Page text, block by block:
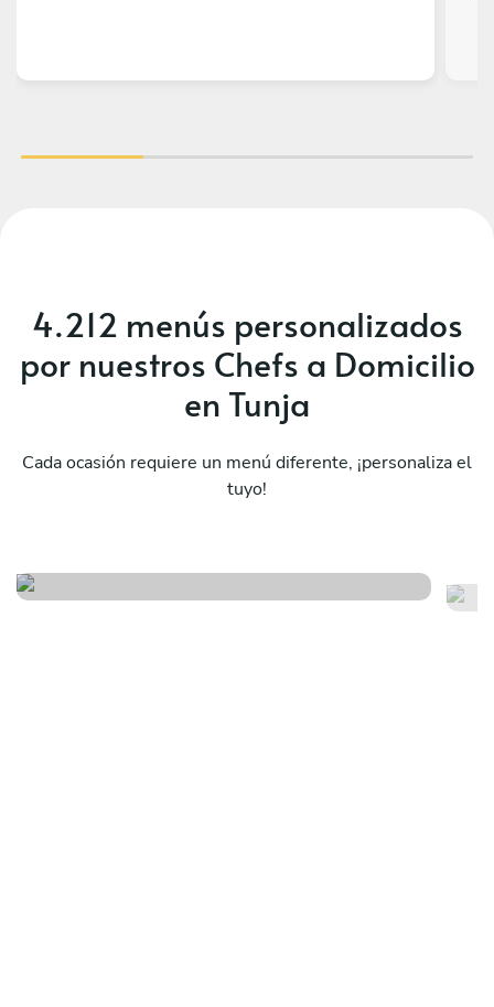
4.212 menús personalizados
por nuestros Chefs a Domicilio
en Tunja
Cada ocasión requiere un menú diferente, ¡personaliza el
tuyo!